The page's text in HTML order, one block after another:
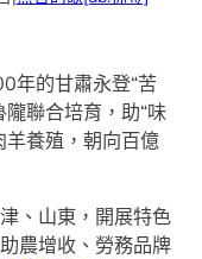
年的甘肅永登“苦
聯合培育，助“味
羊養殖，朝向百億
、山東，開展特色
農增收、勞務品牌